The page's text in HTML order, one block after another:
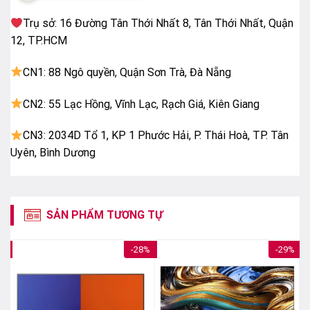
Hãng TCL đã trang bị cho siêu phẩm tivi này bộ xử lý
AiPQ Pro tân tiến và cực kỳ thông minh, có khả năng
mô phỏng và tối ưu hóa mọi tín hiệu đầu vào để mang
Trụ sở: 16 Đường Tân Thới Nhất 8, Tân Thới Nhất, Quận
12, TP.HCM
CN1: 88 Ngô quyền, Quận Sơn Trà, Đà Nẵng
CN2: 55 Lạc Hồng, Vĩnh Lạc, Rạch Giá, Kiên Giang
CN3: 2034D Tổ 1, KP 1 Phước Hải, P. Thái Hoà, TP. Tân
Uyên, Bình Dương
SẢN PHẨM TƯƠNG TỰ
-28% -29%